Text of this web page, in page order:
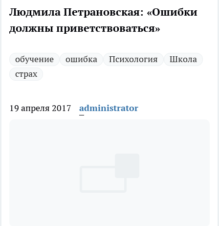
Людмила Петрановская: «Ошибки
должны приветствоваться»
обучение ошибка Психология
Школа
страх
19 апреля 2017 administrator